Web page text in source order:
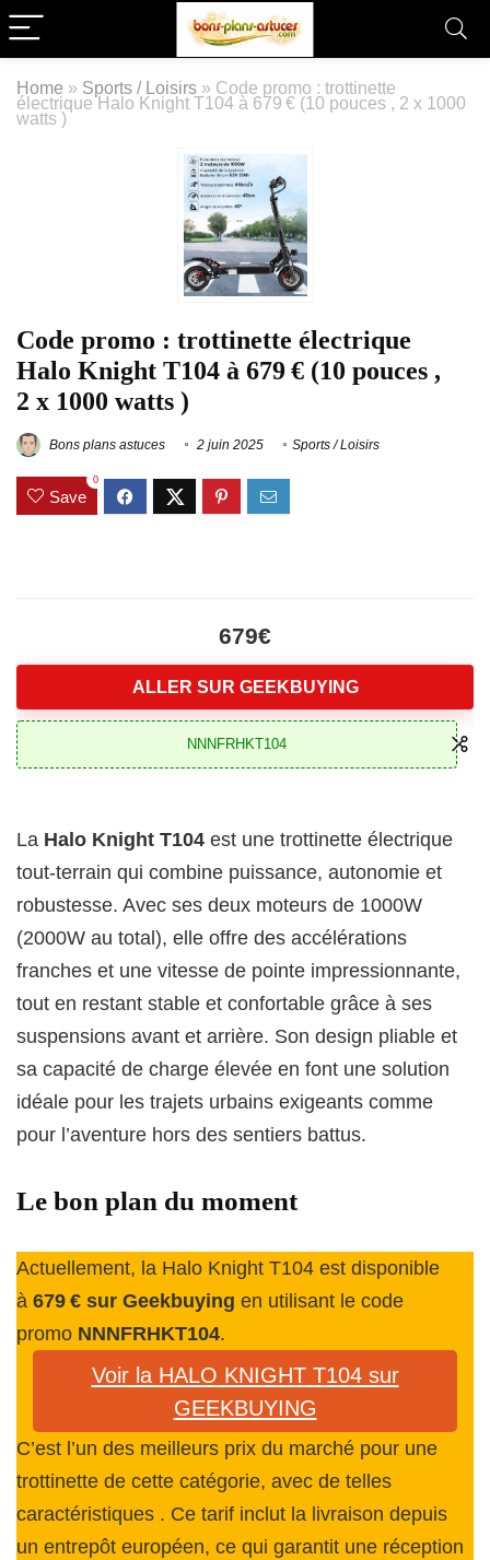
Home » Sports / Loisirs » Code promo : trottinette
électrique Halo Knight T104 à 679 € (10 pouces , 2 x 1000
watts )
Code promo : trottinette électrique
Halo Knight T104 à 679 € (10 pouces ,
2 x 1000 watts )
Bons plans astuces 2 juin 2025 Sports / Loisirs
Save
0
679€
ALLER SUR GEEKBUYING
NNNFRHKT104
La Halo Knight T104 est une trottinette électrique
tout-terrain qui combine puissance, autonomie et
robustesse. Avec ses deux moteurs de 1000W
(2000W au total), elle offre des accélérations
franches et une vitesse de pointe impressionnante,
tout en restant stable et confortable grâce à ses
suspensions avant et arrière. Son design pliable et
sa capacité de charge élevée en font une solution
idéale pour les trajets urbains exigeants comme
pour l’aventure hors des sentiers battus.
Le bon plan du moment
Actuellement, la Halo Knight T104 est disponible
à 679 € sur Geekbuying en utilisant le code
promo NNNFRHKT104.
Voir la HALO KNIGHT T104 sur
GEEKBUYING
C’est l’un des meilleurs prix du marché pour une
trottinette de cette catégorie, avec de telles
caractéristiques . Ce tarif inclut la livraison depuis
un entrepôt européen, ce qui garantit une réception